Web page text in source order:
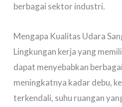
berbagai sektor industri.
Mengapa Kualitas Udara
Lingkungan kerja yang
dapat menyebabkan
meningkatnya kadar debu,
terkendali, suhu ruangan